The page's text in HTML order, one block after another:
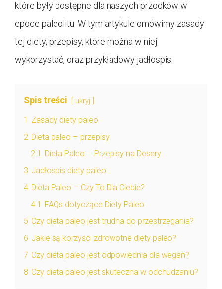
które były dostępne dla naszych przodków w
epoce paleolitu. W tym artykule omówimy zasady
tej diety, przepisy, które można w niej
wykorzystać, oraz przykładowy jadłospis.
Spis treści ukryj
1 Zasady diety paleo
2 Dieta paleo – przepisy
2.1
Dieta Paleo – Przepisy na Desery
3 Jadłospis diety paleo
4 Dieta Paleo – Czy To Dla Ciebie?
4.1
FAQs dotyczące Diety Paleo
5 Czy dieta paleo jest trudna do przestrzegania?
6 Jakie są korzyści zdrowotne diety paleo?
7 Czy dieta paleo jest odpowiednia dla wegan?
8 Czy dieta paleo jest skuteczna w odchudzaniu?